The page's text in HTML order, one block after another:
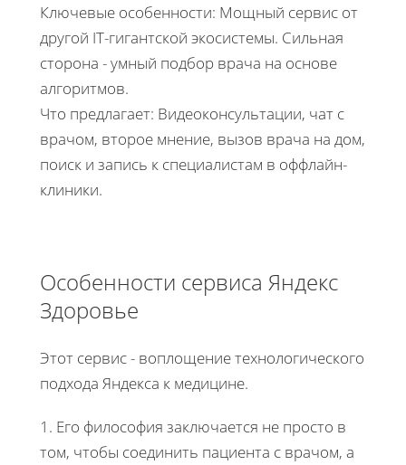
Ключевые особенности: Мощный сервис от
другой IT-гигантской экосистемы. Сильная
сторона - умный подбор врача на основе
алгоритмов.
Что предлагает: Видеоконсультации, чат с
врачом, второе мнение, вызов врача на дом,
поиск и запись к специалистам в оффлайн-
клиники.
Особенности сервиса Яндекс
Здоровье
Этот сервис - воплощение технологического
подхода Яндекса к медицине.
1. Его философия заключается не просто в
том, чтобы соединить пациента с врачом, а